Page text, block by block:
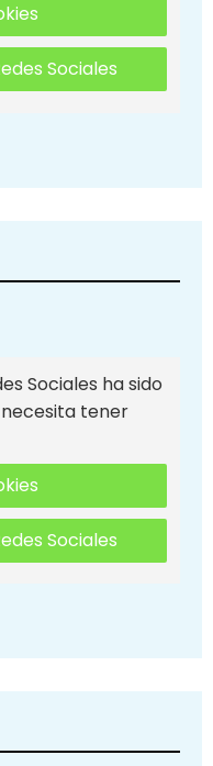
Sociales
Sociales ha sido
tener
Sociales